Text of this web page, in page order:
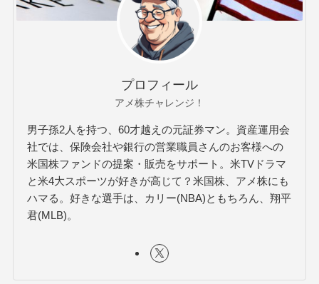
プロフィール
アメ株チャレンジ！
男子孫2人を持つ、60才越えの元証券マン。資産運用会
社では、保険会社や銀行の営業職員さんのお客様への
米国株ファンドの提案・販売をサポート。米TVドラマ
と米4大スポーツが好きが高じて？米国株、アメ株にも
ハマる。好きな選手は、カリー(NBA)ともちろん、翔平
君(MLB)。